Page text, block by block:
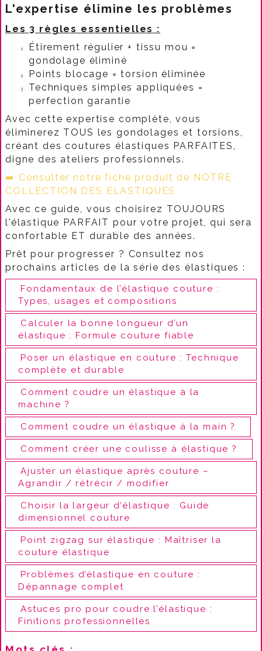
L'expertise élimine les problèmes
Les 3 règles essentielles :
Étirement régulier + tissu mou =
gondolage éliminé
Points blocage = torsion éliminée
Techniques simples appliquées =
perfection garantie
Avec cette expertise complète, vous
éliminerez TOUS les gondolages et torsions,
créant des coutures élastiques PARFAITES,
digne des ateliers professionnels.
➡️ Consulter notre fiche produit de NOTRE
COLLECTION DES ELASTIQUES
Avec ce guide, vous choisirez TOUJOURS
l'élastique PARFAIT pour votre projet, qui sera
confortable ET durable des années.
Prêt pour progresser ? Consultez nos
prochains articles de la série des élastiques :
Fondamentaux de l’élastique couture :
Types, usages et compositions
Calculer la bonne longueur d’un
élastique : Formule couture fiable
Poser un élastique en couture : Technique
complète et durable
Comment coudre un élastique à la
machine ?
Comment coudre un élastique à la main ?
Comment créer une coulisse à élastique ?
Ajuster un élastique après couture –
Agrandir / rétrécir / modifier
Choisir la largeur d’élastique : Guide
dimensionnel couture
Point zigzag sur élastique : Maîtriser la
couture élastique
Problèmes d’élastique en couture :
Dépannage complet
Astuces pro pour coudre l’élastique :
Finitions professionnelles